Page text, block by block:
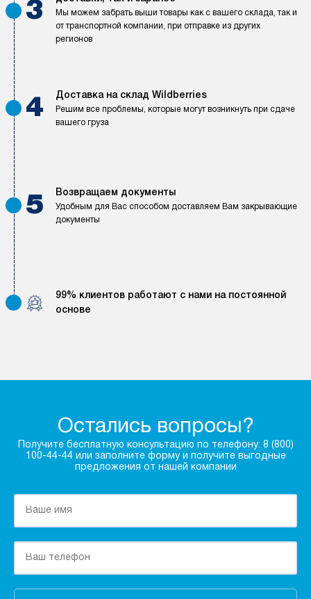
3
Мы можем забрать выши товары как с вашего склада, так и
от транспортной компании, при отправке из других
регионов
4
Доставка на склад Wildberries
Решим все проблемы, которые могут возникнуть при сдаче
вашего груза
5
Возвращаем документы
Удобным для Вас способом доставляем Вам закрывающие
документы
99% клиентов работают с нами на постоянной
основе
Остались вопросы?
Получите бесплатную консультацию по телефону: 8 (800)
100-44-44 или заполните форму и получите выгодные
предложения от нашей компании